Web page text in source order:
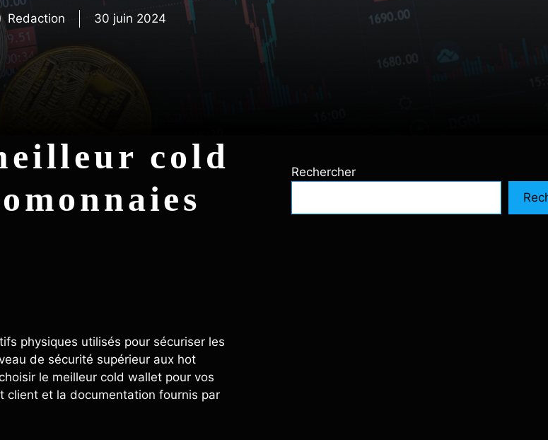
Redaction 30 juin 2024
cold
physiques utilisés pour sécuriser les
de sécurité supérieur aux hot
le meilleur cold wallet pour vos
client et la documentation fournis par
Rechercher